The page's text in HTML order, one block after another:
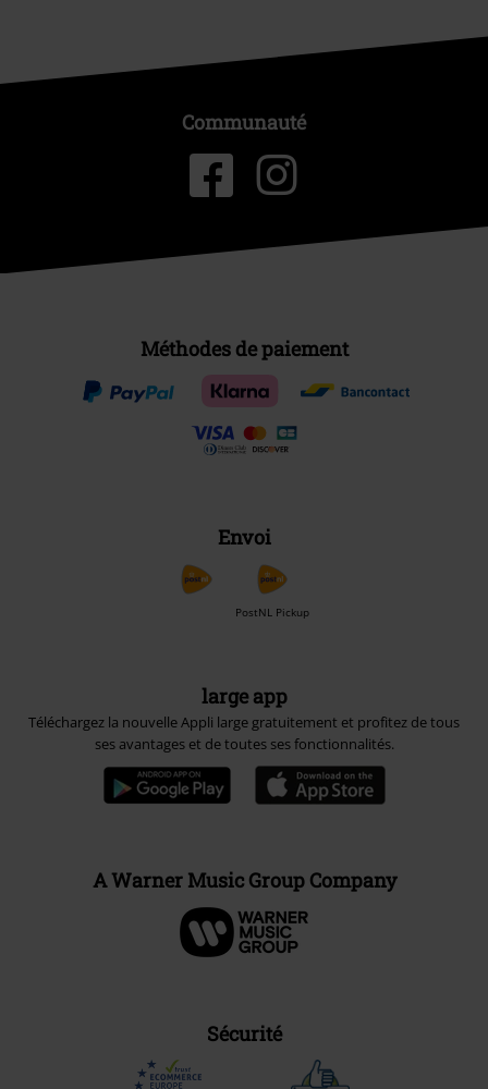
Communauté
Méthodes de paiement
Envoi
PostNL Pickup
large app
Téléchargez la nouvelle Appli large gratuitement et profitez de tous
ses avantages et de toutes ses fonctionnalités.
A Warner Music Group Company
Sécurité